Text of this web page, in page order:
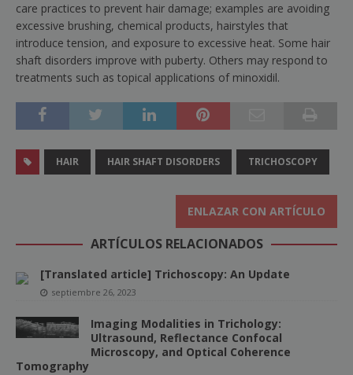
care practices to prevent hair damage; examples are avoiding
excessive brushing, chemical products, hairstyles that
introduce tension, and exposure to excessive heat. Some hair
shaft disorders improve with puberty. Others may respond to
treatments such as topical applications of minoxidil.
HAIR HAIR SHAFT DISORDERS TRICHOSCOPY
ENLAZAR CON ARTÍCULO
ARTÍCULOS RELACIONADOS
[Translated article] Trichoscopy: An Update
septiembre 26, 2023
Imaging Modalities in Trichology:
Ultrasound, Reflectance Confocal
Microscopy, and Optical Coherence
Tomography